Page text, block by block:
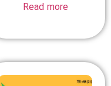
Read more